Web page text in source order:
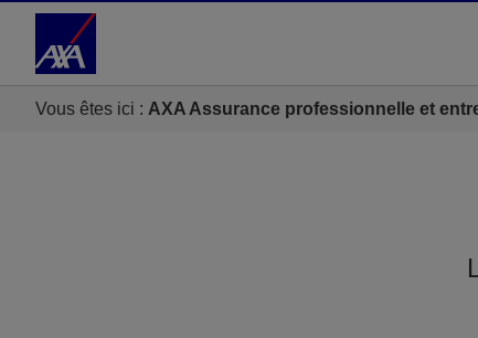
Accéder au Contenu
Vous êtes ici : AXA Assurance professionnelle et